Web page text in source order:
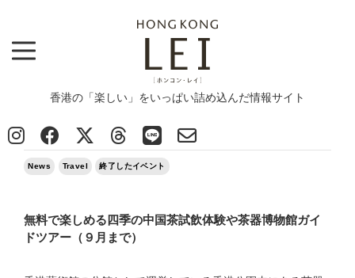
香港の「楽しい」をいっぱい詰め込んだ情報サイト
News
>
2025/06/12
News Travel 終了したイベント
無料で楽しめる四季の中国茶試飲体験や茶器博物館ガイ
ドツアー（９月まで）